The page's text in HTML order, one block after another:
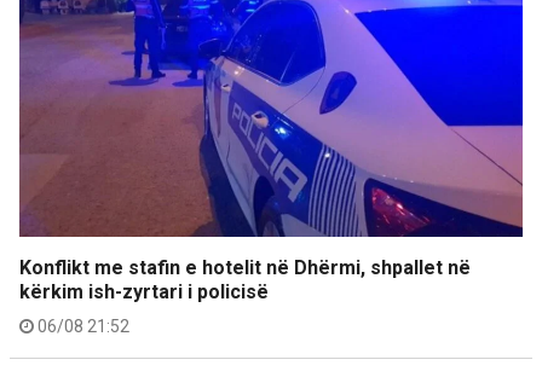
Konflikt me stafin e hotelit në Dhërmi, shpallet në
kërkim ish-zyrtari i policisë
06/08 21:52